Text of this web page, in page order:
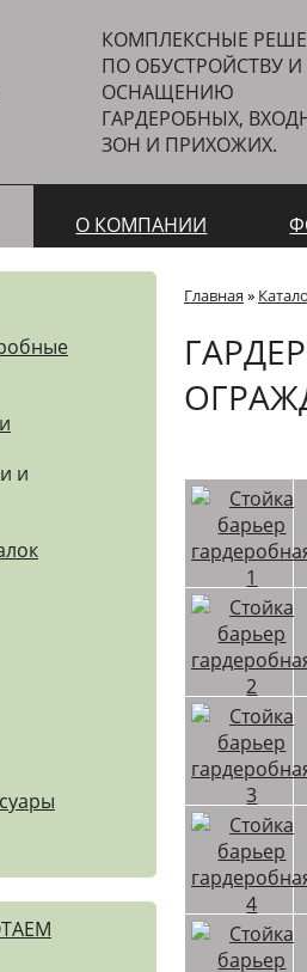
КОМПЛЕКСНЫЕ
ПО ОБУСТРОЙСТВУ И
ОСНАЩЕНИЮ
ГАРДЕРОБНЫХ,
ЗОН И ПРИХОЖИХ.
О КОМПАНИИ
и
Главная »